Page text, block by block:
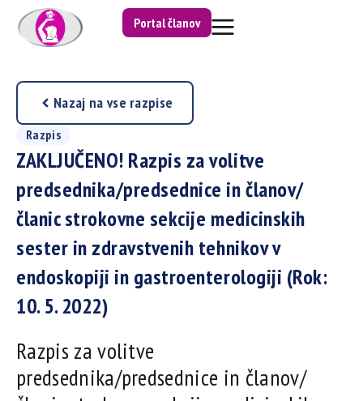
Portal članov
Nazaj na vse razpise
Razpis
ZAKLJUČENO! Razpis za volitve
predsednika/predsednice in članov/
članic strokovne sekcije medicinskih
sester in zdravstvenih tehnikov v
endoskopiji in gastroenterologiji (Rok:
10. 5. 2022)
Razpis za volitve
predsednika/predsednice in članov/